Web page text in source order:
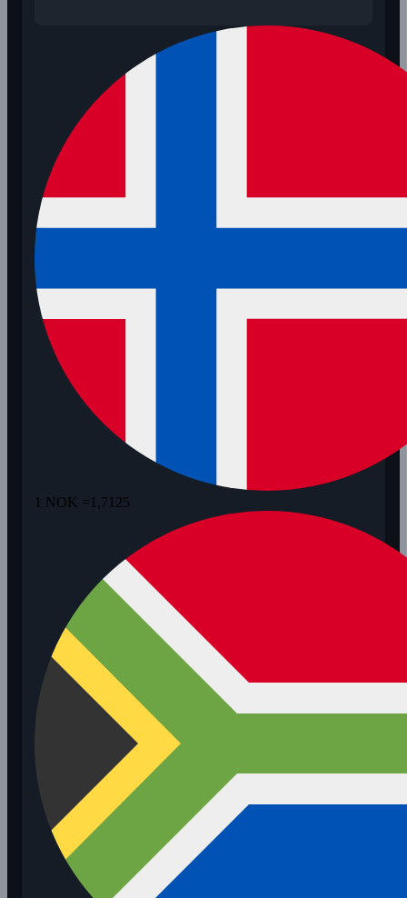
1 NOK = 1,7125